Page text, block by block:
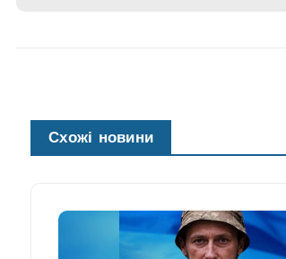
Схожі новини